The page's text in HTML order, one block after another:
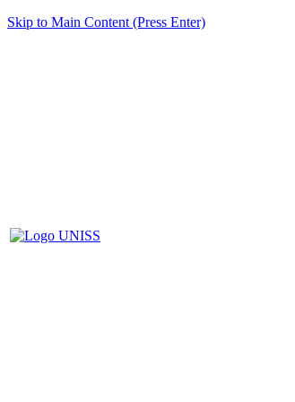
Skip to Main Content (Press Enter)